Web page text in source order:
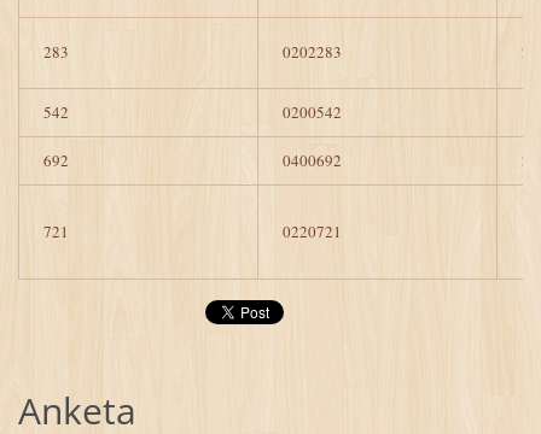
283 0202283 2
542 0200542
692 0400692 2
721 0220721
Anketa